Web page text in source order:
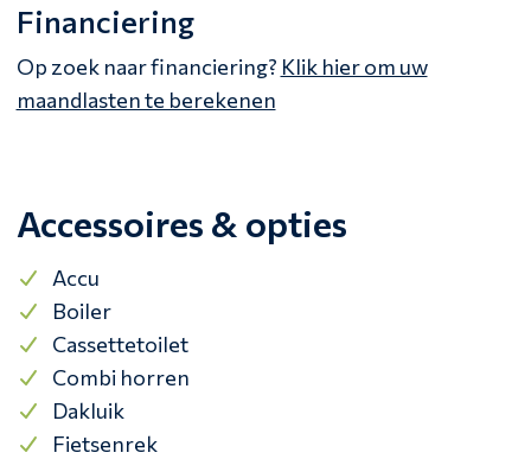
Financiering
Op zoek naar financiering? Klik hier om uw
maandlasten te berekenen
Accessoires & opties
Accu
Boiler
Cassettetoilet
Combi horren
Dakluik
Fietsenrek